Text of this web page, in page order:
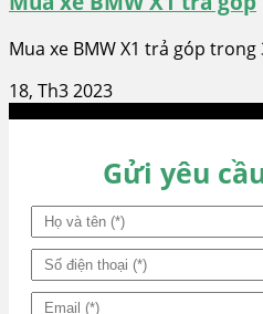
Mua xe BMW X1 trả góp
18, Th3 2023
Gửi yêu